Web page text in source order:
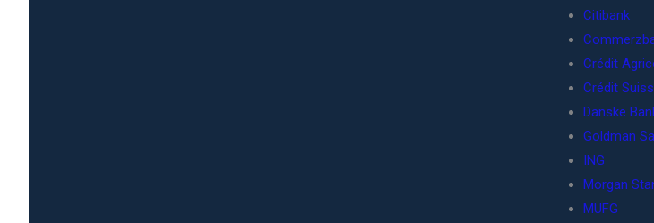
Citibank
Crédit
Crédit
Danske
Goldman
ING
Morgan
MUFG